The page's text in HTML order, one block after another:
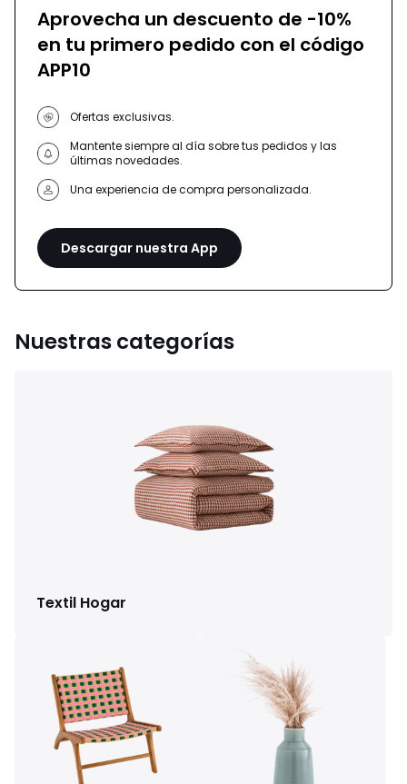
Aprovecha un descuento de -10%
en tu primero pedido con el código
APP10
Ofertas exclusivas.
Mantente siempre al día sobre tus pedidos y las
últimas novedades.
Una experiencia de compra personalizada.
Descargar nuestra App
Nuestras categorías
Textil Hogar